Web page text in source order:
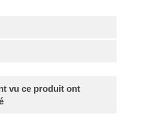
vu ce produit ont